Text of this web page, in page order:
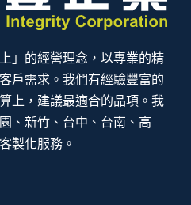
」的經營理念，以專業的精
戶需求。我們有經驗豐富的
上，建議最適合的品項。我
、新竹、台中、台南、高
製化服務。